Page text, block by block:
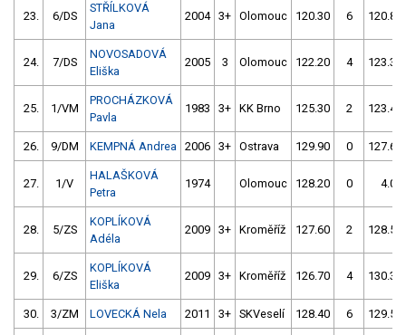
23. 6/DS
STŘÍLKOVÁ
Jana
2004 3+ Olomouc 120.30 6 120.80
24. 7/DS
NOVOSADOVÁ
Eliška
2005 3 Olomouc 122.20 4 123.30
25. 1/VM
PROCHÁZKOVÁ
Pavla
1983 3+ KK Brno 125.30 2 123.40
26. 9/DM KEMPNÁ Andrea 2006 3+ Ostrava 129.90 0 127.60
27. 1/V
HALAŠKOVÁ
Petra
1974 Olomouc 128.20 0 4.00
28. 5/ZS
KOPLÍKOVÁ
Adéla
2009 3+ Kroměříž 127.60 2 128.50
29. 6/ZS
KOPLÍKOVÁ
Eliška
2009 3+ Kroměříž 126.70 4 130.30
30. 3/ZM LOVECKÁ Nela 2011 3+ SKVeselí 128.40 6 129.50